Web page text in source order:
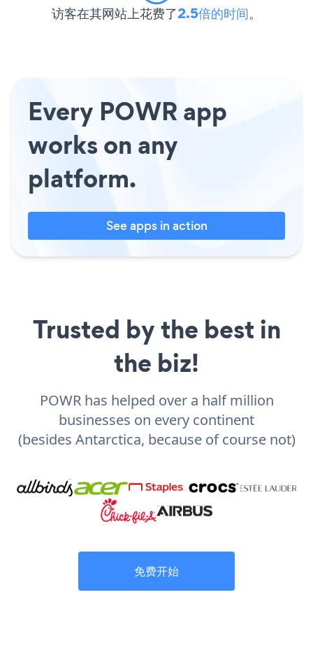
访客在其网站上花费了2.5倍的时间。
Every POWR app
works on any
platform.
See apps in action
Trusted by the best in
the biz!
POWR has helped over a half million
businesses on every continent
(besides Antarctica, because of course not)
免费开始